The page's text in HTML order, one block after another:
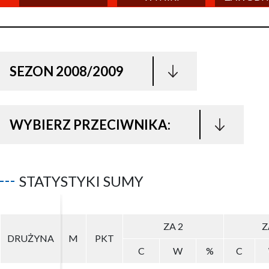
SEZON 2008/2009
WYBIERZ PRZECIWNIKA:
STATYSTYKI SUMY
DRUŻYNA M PKT
ZA 2
C
W % C
DRUŻYNA M PKT
ZA 2
C
W % C